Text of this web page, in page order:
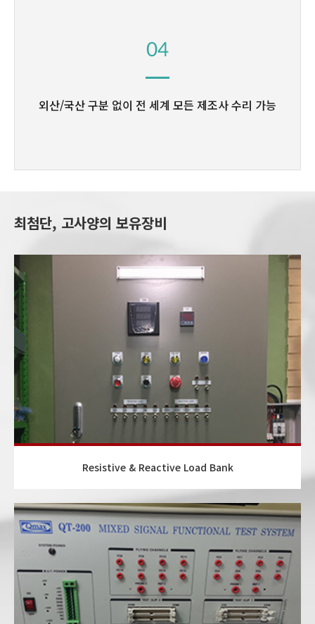
04
외산/국산 구분 없이 전 세계 모든 제조사 수리 가능
최첨단, 고사양의 보유장비
Resistive & Reactive Load Bank